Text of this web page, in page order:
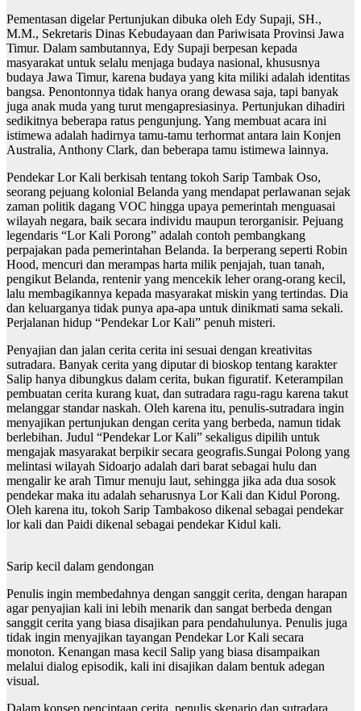
Pementasan digelar Pertunjukan dibuka oleh Edy Supaji, SH.,
M.M., Sekretaris Dinas Kebudayaan dan Pariwisata Provinsi Jawa
Timur. Dalam sambutannya, Edy Supaji berpesan kepada
masyarakat untuk selalu menjaga budaya nasional, khususnya
budaya Jawa Timur, karena budaya yang kita miliki adalah identitas
bangsa. Penontonnya tidak hanya orang dewasa saja, tapi banyak
juga anak muda yang turut mengapresiasinya. Pertunjukan dihadiri
sedikitnya beberapa ratus pengunjung. Yang membuat acara ini
istimewa adalah hadirnya tamu-tamu terhormat antara lain Konjen
Australia, Anthony Clark, dan beberapa tamu istimewa lainnya.
Pendekar Lor Kali berkisah tentang tokoh Sarip Tambak Oso,
seorang pejuang kolonial Belanda yang mendapat perlawanan sejak
zaman politik dagang VOC hingga upaya pemerintah menguasai
wilayah negara, baik secara individu maupun terorganisir. Pejuang
legendaris “Lor Kali Porong” adalah contoh pembangkang
perpajakan pada pemerintahan Belanda. Ia berperang seperti Robin
Hood, mencuri dan merampas harta milik penjajah, tuan tanah,
pengikut Belanda, rentenir yang mencekik leher orang-orang kecil,
lalu membagikannya kepada masyarakat miskin yang tertindas. Dia
dan keluarganya tidak punya apa-apa untuk dinikmati sama sekali.
Perjalanan hidup “Pendekar Lor Kali” penuh misteri.
Penyajian dan jalan cerita cerita ini sesuai dengan kreativitas
sutradara. Banyak cerita yang diputar di bioskop tentang karakter
Salip hanya dibungkus dalam cerita, bukan figuratif. Keterampilan
pembuatan cerita kurang kuat, dan sutradara ragu-ragu karena takut
melanggar standar naskah. Oleh karena itu, penulis-sutradara ingin
menyajikan pertunjukan dengan cerita yang berbeda, namun tidak
berlebihan. Judul “Pendekar Lor Kali” sekaligus dipilih untuk
mengajak masyarakat berpikir secara geografis.Sungai Polong yang
melintasi wilayah Sidoarjo adalah dari barat sebagai hulu dan
mengalir ke arah Timur menuju laut, sehingga jika ada dua sosok
pendekar maka itu adalah seharusnya Lor Kali dan Kidul Porong.
Oleh karena itu, tokoh Sarip Tambakoso dikenal sebagai pendekar
lor kali dan Paidi dikenal sebagai pendekar Kidul kali.
Sarip kecil dalam gendongan
Penulis ingin membedahnya dengan sanggit cerita, dengan harapan
agar penyajian kali ini lebih menarik dan sangat berbeda dengan
sanggit cerita yang biasa disajikan para pendahulunya. Penulis juga
tidak ingin menyajikan tayangan Pendekar Lor Kali secara
monoton. Kenangan masa kecil Salip yang biasa disampaikan
melalui dialog episodik, kali ini disajikan dalam bentuk adegan
visual.